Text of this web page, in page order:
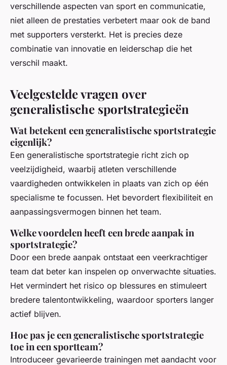
verschillende aspecten van sport en communicatie,
niet alleen de prestaties verbetert maar ook de band
met supporters versterkt. Het is precies deze
combinatie van innovatie en leiderschap die het
verschil maakt.
Veelgestelde vragen over
generalistische sportstrategieën
Wat betekent een generalistische sportstrategie
eigenlijk?
Een generalistische sportstrategie richt zich op
veelzijdigheid, waarbij atleten verschillende
vaardigheden ontwikkelen in plaats van zich op één
specialisme te focussen. Het bevordert flexibiliteit en
aanpassingsvermogen binnen het team.
Welke voordelen heeft een brede aanpak in
sportstrategie?
Door een brede aanpak ontstaat een veerkrachtiger
team dat beter kan inspelen op onverwachte situaties.
Het vermindert het risico op blessures en stimuleert
bredere talentontwikkeling, waardoor sporters langer
actief blijven.
Hoe pas je een generalistische sportstrategie
toe in een sportteam?
Introduceer gevarieerde trainingen met aandacht voor